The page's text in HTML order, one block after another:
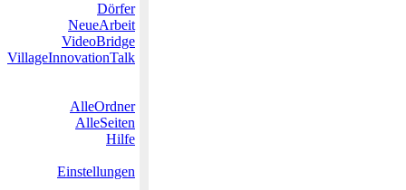
Dörfer
NeueArbeit
VideoBridge
VillageInnovationTalk
AlleOrdner
AlleSeiten
Hilfe
Einstellungen